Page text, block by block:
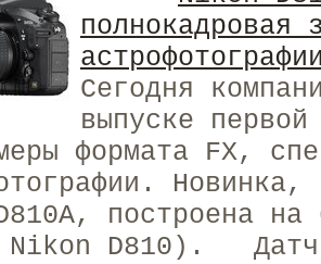
полнокадровая
Сегодня
выпуске
формата FX,
Новинка,
построена
Nikon D810).